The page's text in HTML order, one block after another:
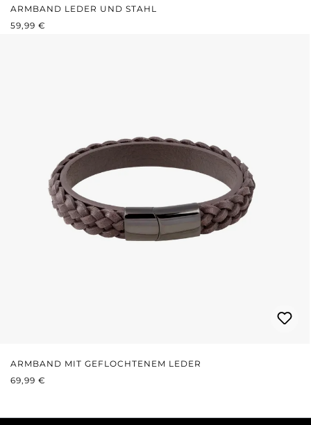
ARMBAND LEDER UND STAHL
REGULÄRER PREIS:
59,99 €
ARMBAND MIT GEFLOCHTENEM LEDER
REGULÄRER PREIS:
69,99 €